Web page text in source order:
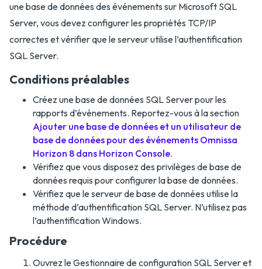
une base de données des événements sur Microsoft SQL
Server, vous devez configurer les propriétés TCP/IP
correctes et vérifier que le serveur utilise l’authentification
SQL Server.
Conditions préalables
Créez une base de données SQL Server pour les
rapports d’événements. Reportez-vous à la section
Ajouter une base de données et un utilisateur de
base de données pour des événements Omnissa
Horizon 8 dans Horizon Console.
Vérifiez que vous disposez des privilèges de base de
données requis pour configurer la base de données.
Vérifiez que le serveur de base de données utilise la
méthode d’authentification SQL Server. N’utilisez pas
l’authentification Windows.
Procédure
Ouvrez le Gestionnaire de configuration SQL Server et